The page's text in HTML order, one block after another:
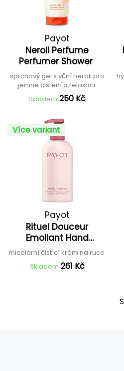
Payot
Neroli Perfume
Perfumer Shower
sprchový gel s vůní neroli pro
jemné čištění a relaxaci
Skladem 250 Kč
Více variant
Payot
Rituel Douceur
Emoliant Hand
Cleanser
micelární čistící krém na ruce
Skladem 261 Kč